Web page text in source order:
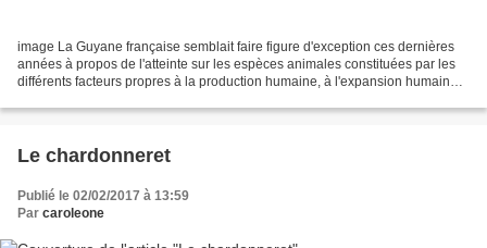
image La Guyane française semblait faire figure d'exception ces dernières
années à propos de l'atteinte sur les espèces animales constituées par les
différents facteurs propres à la production humaine, à l'expansion humaine.
Le chardonneret
Publié le 02/02/2017 à 13:59
Par caroleone